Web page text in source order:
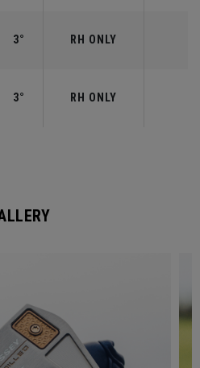
3° RH ONLY
3° RH ONLY